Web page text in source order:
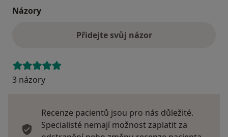
Názory
Přidejte svůj názor
3 názory
Recenze pacientů jsou pro nás důležité.
Specialisté nemají možnost zaplatit za